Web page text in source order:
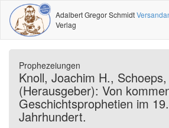
Adalbert Gregor Schmidt
Verlag
Prophezeiungen
Knoll, Joachim H.,
(Herausgeber): Von
Geschichtsprophetien im
Jahrhundert.